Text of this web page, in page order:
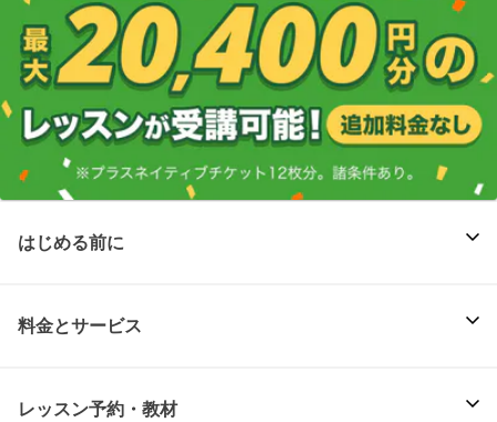
はじめる前に
料金とサービス
レッスン予約・教材